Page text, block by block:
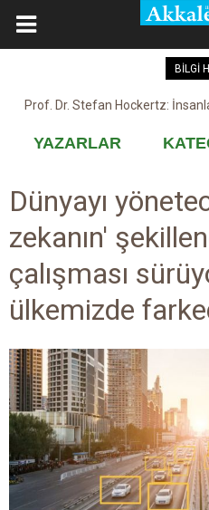
BİLGİ
Kovid-19 aşısı,
YAZARLAR
Dünyayı
zekanın'
çalışması
ülkemizde